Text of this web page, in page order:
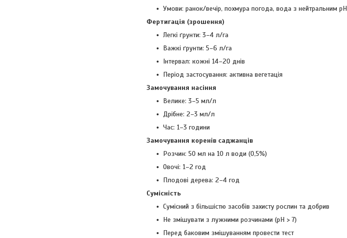
Умови: ранок/вечір, похмура погода, вода з нейтральним pH
Фертигація (зрошення)
Легкі ґрунти: 3–4 л/га
Важкі ґрунти: 5–6 л/га
Інтервал: кожні 14–20 днів
Період застосування: активна вегетація
Замочування насіння
Велике: 3–5 мл/л
Дрібне: 2–3 мл/л
Час: 1–3 години
Замочування коренів саджанців
Розчин: 50 мл на 10 л води (0,5%)
Овочі: 1–2 год
Плодові дерева: 2–4 год
Сумісність
Сумісний з більшістю засобів захисту рослин та добрив
Не змішувати з лужними розчинами (pH > 7)
Перед баковим змішуванням провести тест